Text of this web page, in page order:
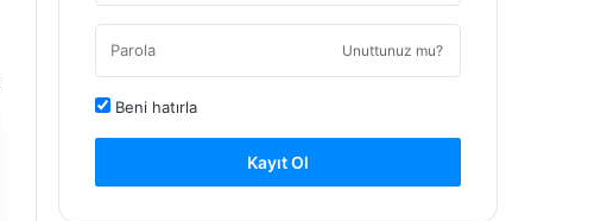
Unuttunuz mu?
Beni hatırla
Kayıt Ol